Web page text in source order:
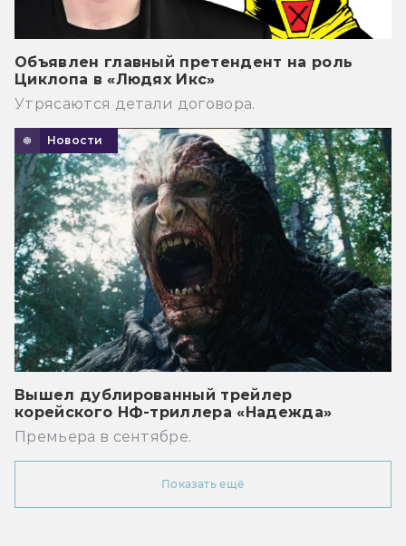
Объявлен главный претендент на роль
Циклопа в «Людях Икс»
Утрясаются детали договора.
Новости
Вышел дублированный трейлер
корейского НФ-триллера «Надежда»
Премьера в сентябре.
Показать ещё